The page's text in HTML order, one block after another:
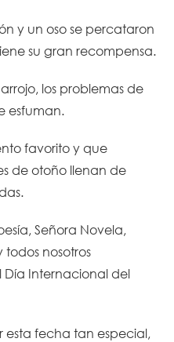
y un oso se percataron
su gran recompensa.
los problemas de
esfuman.
favorito y que
de otoño llenan de
Señora Novela,
todos nosotros
Día Internacional del
esta fecha tan especial,